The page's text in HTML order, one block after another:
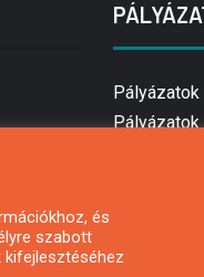
és
szabott
kifejlesztéséhez